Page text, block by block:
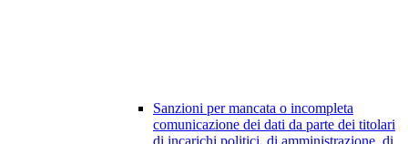
Sanzioni per mancata o incompleta
comunicazione dei dati da parte dei titolari